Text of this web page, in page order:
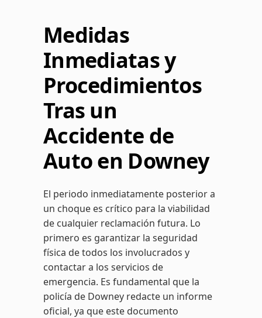
Medidas
Inmediatas y
Procedimientos
Tras un
Accidente de
Auto en Downey
El periodo inmediatamente posterior a
un choque es crítico para la viabilidad
de cualquier reclamación futura. Lo
primero es garantizar la seguridad
física de todos los involucrados y
contactar a los servicios de
emergencia. Es fundamental que la
policía de Downey redacte un informe
oficial, ya que este documento